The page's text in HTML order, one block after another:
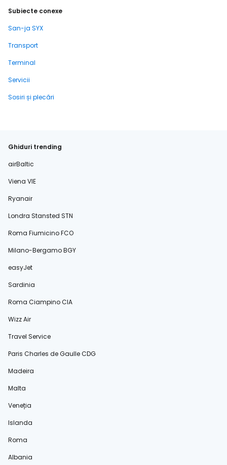
Subiecte conexe
San-ja SYX
Transport
Terminal
Servicii
Sosiri și plecări
Ghiduri trending
airBaltic
Viena VIE
Ryanair
Londra Stansted STN
Roma Fiumicino FCO
Milano-Bergamo BGY
easyJet
Sardinia
Roma Ciampino CIA
Wizz Air
Travel Service
Paris Charles de Gaulle CDG
Madeira
Malta
Veneția
Islanda
Roma
Albania